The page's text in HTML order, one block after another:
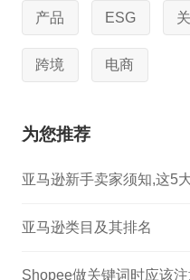
产品 ESG
跨境 电商
为您推荐
亚马逊新手卖家须知,这5
亚马逊类目及其排名
Shopee做关键词时应该